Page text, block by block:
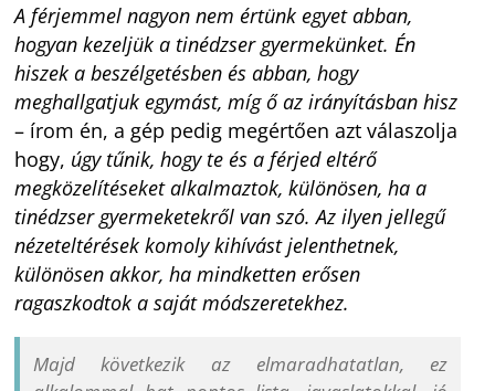
A férjemmel nagyon nem értünk egyet abban,
hogyan kezeljük a tinédzser gyermekünket. Én
hiszek a beszélgetésben és abban, hogy
meghallgatjuk egymást, míg ő az irányításban hisz
– írom én, a gép pedig megértően azt válaszolja
hogy, úgy tűnik, hogy te és a férjed eltérő
megközelítéseket alkalmaztok, különösen, ha a
tinédzser gyermeketekről van szó. Az ilyen jellegű
nézeteltérések komoly kihívást jelenthetnek,
különösen akkor, ha mindketten erősen
ragaszkodtok a saját módszeretekhez.
Majd következik az elmaradhatatlan, ez